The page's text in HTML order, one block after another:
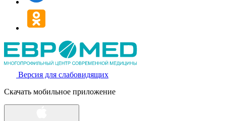
Версия для слабовидящих
Скачать мобильное приложение